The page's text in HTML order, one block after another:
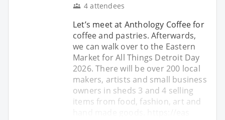
4 attendees
Let’s meet at Anthology Coffee for
coffee and pastries. Afterwards,
we can walk over to the Eastern
Market for All Things Detroit Day
2026. There will be over 200 local
makers, artists and small business
owners in sheds 3 and 4 selling
items from food, fashion, art and